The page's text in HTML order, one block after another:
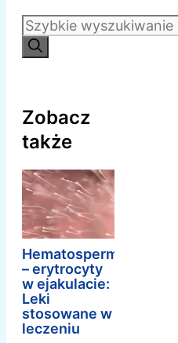
Szukaj:
Zobacz
także
Hematospermia
– erytrocyty
w ejakulacie:
Leki
stosowane w
leczeniu